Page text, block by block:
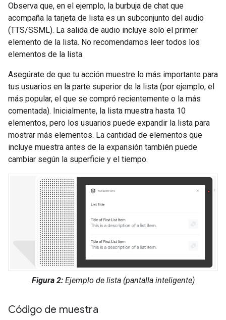
Observa que, en el ejemplo, la burbuja de chat que
acompaña la tarjeta de lista es un subconjunto del audio
(TTS/SSML). La salida de audio incluye solo el primer
elemento de la lista. No recomendamos leer todos los
elementos de la lista.
Asegúrate de que tu acción muestre lo más importante para
tus usuarios en la parte superior de la lista (por ejemplo, el
más popular, el que se compró recientemente o la más
comentada). Inicialmente, la lista muestra hasta 10
elementos, pero los usuarios puede expandir la lista para
mostrar más elementos. La cantidad de elementos que
incluye muestra antes de la expansión también puede
cambiar según la superficie y el tiempo.
Figura 2:Ejemplo de lista (pantalla inteligente)
Código de muestra